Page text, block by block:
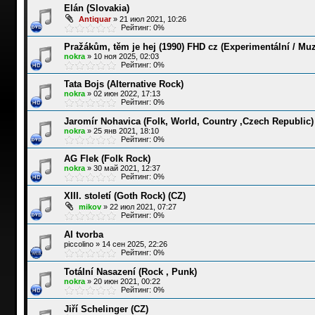
Elán (Slovakia)
Antiquar» 21 июл 2021, 10:26
Рейтинг: 0%
Pražákům, těm je hej (1990) FHD cz (Experimentální /
nokra» 10 ноя 2025, 02:03
Рейтинг: 0%
Tata Bojs (Alternative Rock)
nokra» 02 июн 2022, 17:13
Рейтинг: 0%
Jaromír Nohavica (Folk, World, Country ,Czech Republic)
nokra» 25 янв 2021, 18:10
Рейтинг: 0%
AG Flek (Folk Rock)
nokra» 30 май 2021, 12:37
Рейтинг: 0%
XIII. století (Goth Rock) (CZ)
mikov» 22 июл 2021, 07:27
Рейтинг: 0%
AI tvorba
piccolino» 14 сен 2025, 22:26
Рейтинг: 0%
Totální Nasazení (Rock , Punk)
nokra» 20 июн 2021, 00:22
Рейтинг: 0%
Jiří Schelinger (CZ)